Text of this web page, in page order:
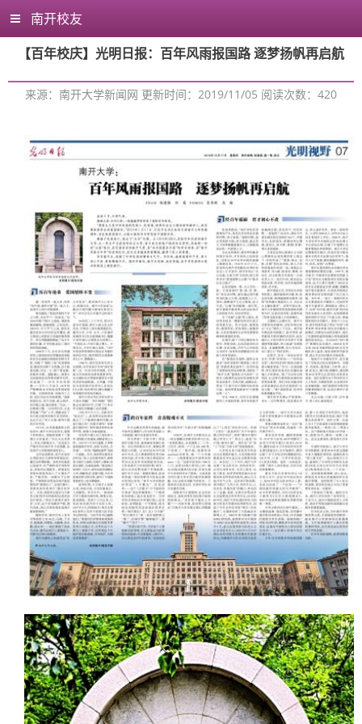
南开校友
【百年校庆】光明日报：百年风雨报国路 逐梦扬帆再启航
来源：南开大学新闻网 更新时间：2019/11/05 阅读次数： 420